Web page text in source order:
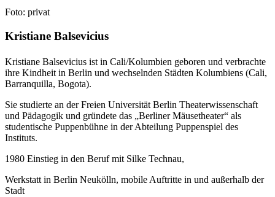
Foto: privat
Kristiane Balsevicius
Kristiane Balsevicius ist in Cali/Kolumbien geboren und verbrachte
ihre Kindheit in Berlin und wechselnden Städten Kolumbiens (Cali,
Barranquilla, Bogota).
Sie studierte an der Freien Universität Berlin Theaterwissenschaft
und Pädagogik und gründete das „Berliner Mäusetheater“ als
studentische Puppenbühne in der Abteilung Puppenspiel des
Instituts.
1980 Einstieg in den Beruf mit Silke Technau,
Werkstatt in Berlin Neukölln, mobile Auftritte in und außerhalb der
Stadt